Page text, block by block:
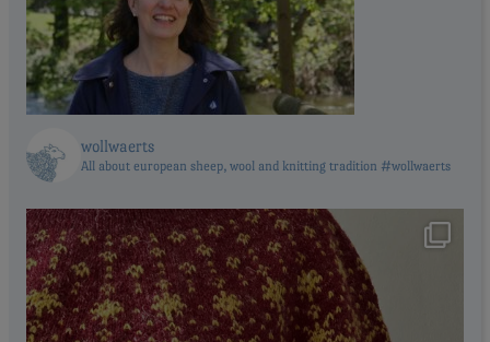
wollwaerts
All about european sheep, wool and knitting tradition #wollwaerts